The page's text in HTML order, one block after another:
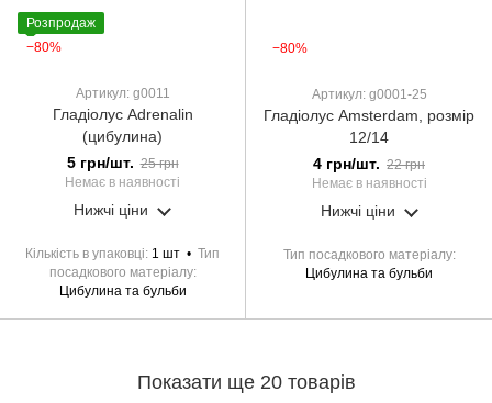
Розпродаж
−80%
Артикул: g0011
Гладіолус Adrenalin
(цибулина)
5 грн/шт. 25 грн
Немає в наявності
Нижчі ціни
Кількість в упаковці 1 шт
Тип
посадкового матеріалу
Цибулина та бульби
−80%
Артикул: g0001-25
Гладіолус Amsterdam, розмір
12/14
4 грн/шт. 22 грн
Немає в наявності
Нижчі ціни
Тип посадкового матеріалу
Цибулина та бульби
Показати ще 20 товарів